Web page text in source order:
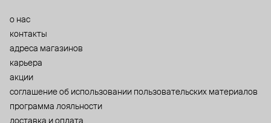
о нас
контакты
адреса магазинов
карьера
акции
cоглашение об использовании пользовательских материалов
программа лояльности
доставка и оплата